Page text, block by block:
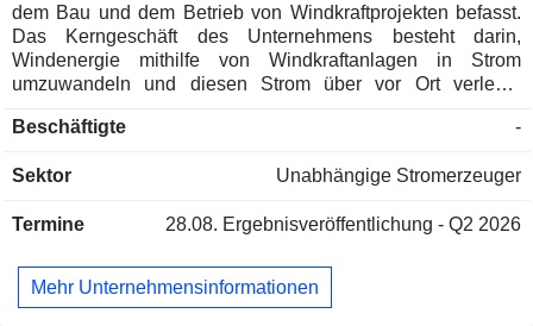
dem Bau und dem Betrieb von Windkraftprojekten befasst.
Das Kerngeschäft des Unternehmens besteht darin,
Windenergie mithilfe von Windkraftanlagen in Strom
umzuwandeln und diesen Strom über vor Ort verlegte
einzuspeisen. Das Unternehmen ist sowohl auf dem
Beschäftigte -
Sektor Unabhängige Stromerzeuger
Termine 28.08. Ergebnisveröffentlichung - Q2 2026
Mehr Unternehmensinformationen